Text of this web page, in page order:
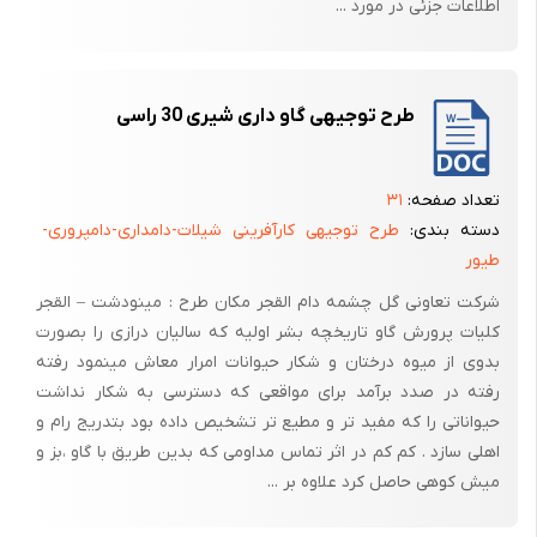
آن دسته از تولید کنندگان اقدام به تولید محصول سالم و بهداشتی نموده و
با توجه به بودن نرخ مواد اولیه و محاسبه قیمت تمام شده محصول تولیدی
این سوال مطرح می باشد که درهمین بازار عده ای سودجو چگونه محصولی
تولید می نماید که قیمت آن بسیار پایین تر از نرخ مصوب می باشد.
عدم ارائه تسهیلات مالی اداری و قانونی وارد نمودن دستگاه های جدید به
جای وسایل فرسوده قدیمی یا لوازم یدکی آنها
تکنولوژی تولید همبرگر
بعد این گونه از محصولات همبرگر نیز می گویند معروفترین برگر از گوشت گاو
تهیه شده که اصطلاحاً به آن همبرگر می گویند. به طور کلی درکشورهای
مختلف من جمله ایران طی تکنولوژی خاصی گوشت چرخ شده را همراه با برخی
افزودنیها مخلوط کرده پس از شکل دهی وبسته بندی بصورت منجمد عرضه
می نماید. براساس استاندارد ایران دو نوع همبرگر تولید می شود
اطلاعات جزئی در مورد ...
طرح توجیهی گاو داری شیری 30 راسی
تعداد صفحه: ۳۱
دسته بندی: طرح توجیهی کارآفرینی شیلات-دامداری-دامپروری-
طیور
شرکت تعاونی گل چشمه دام القجر مکان طرح : مینودشت – القجر
کلیات پرورش گاو تاریخچه بشر اولیه که سالیان درازی را بصورت
بدوی از میوه درختان و شکار حیوانات امرار معاش مینمود رفته
رفته در صدد برآمد برای مواقعی که دسترسی به شکار نداشت
حیواناتی را که مفید تر و مطیع تر تشخیص داده بود بتدریج رام و
اهلی سازد . کم کم در اثر تماس مداومی که بدین طریق با گاو ،بز و
میش کوهی حاصل کرد علاوه بر ...